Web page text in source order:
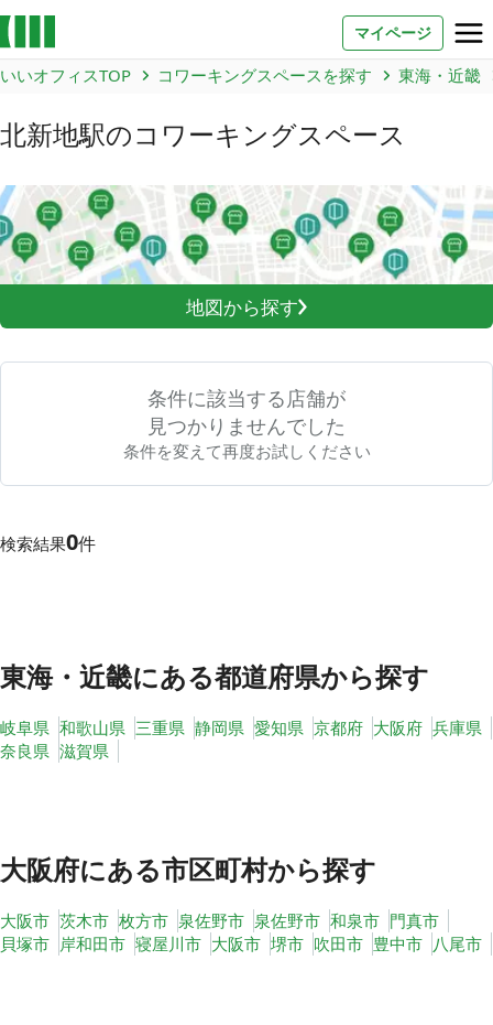
マイページ
よくあるご質問
法人での利用
いいオフィス（コワーキングスペース）
いい会議室（会議室専用スペース）
コワーキング運営DXシステム
E Solution
いいオフィスTOP コワーキングスペースを探す 東海・近畿
北新地駅のコワーキングスペース
地図から探す
条件に該当する店舗が
見つかりませんでした
条件を変えて再度お試しください
検索結果0件
東海・近畿にある都道府県から探す
岐阜県 和歌山県 三重県 静岡県 愛知県 京都府 大阪府 兵庫県
奈良県 滋賀県
大阪府にある市区町村から探す
大阪市 茨木市 枚方市 泉佐野市 泉佐野市 和泉市 門真市
貝塚市 岸和田市 寝屋川市 大阪市 堺市 吹田市 豊中市 八尾市